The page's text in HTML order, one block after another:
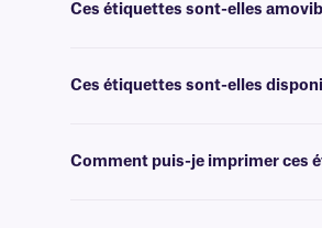
Ces étiquettes sont-elles
Ces étiquettes sont-elles
Comment puis-je imprimer ces